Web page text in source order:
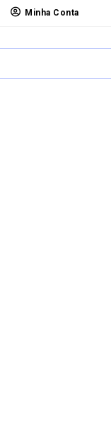
Minha Conta